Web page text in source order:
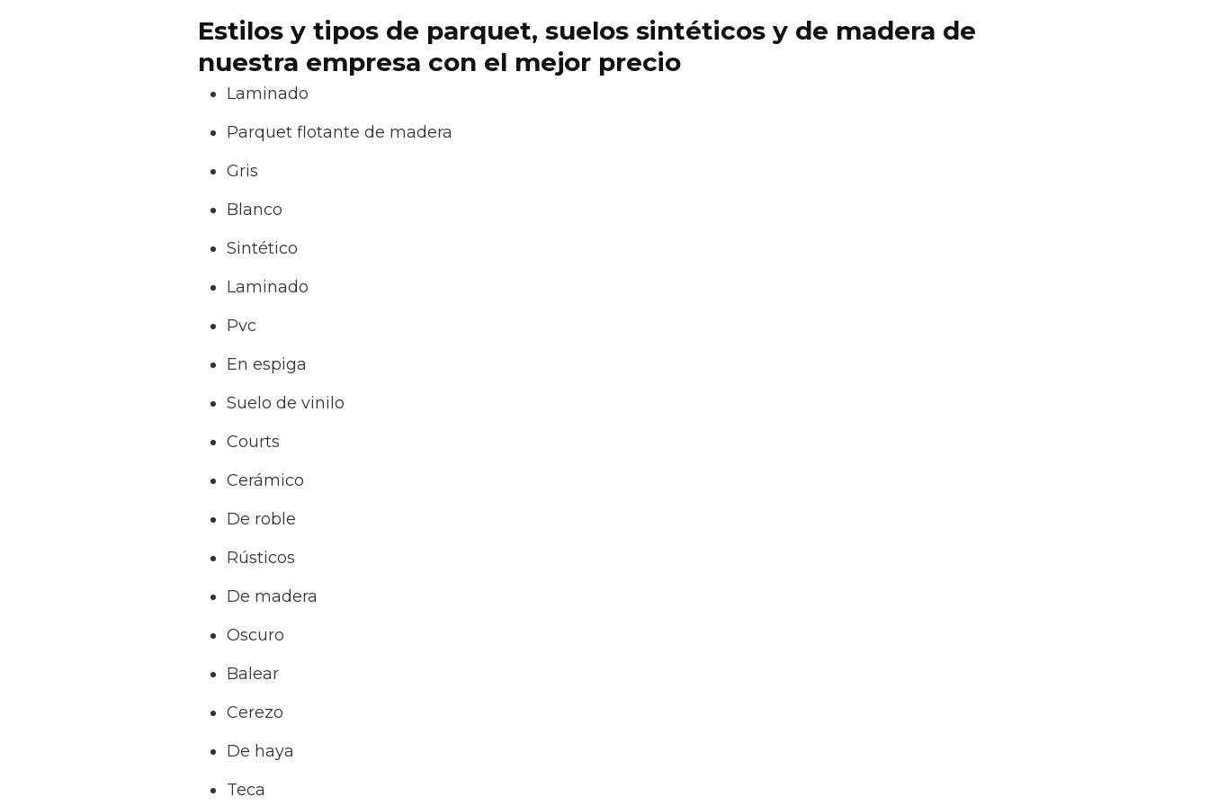
Estilos y tipos de parquet, suelos sintéticos y de madera de
nuestra empresa con el mejor precio
Laminado
Parquet flotante de madera
Gris
Blanco
Sintético
Laminado
Pvc
En espiga
Suelo de vinilo
Courts
Cerámico
De roble
Rústicos
De madera
Oscuro
Balear
Cerezo
De haya
Teca